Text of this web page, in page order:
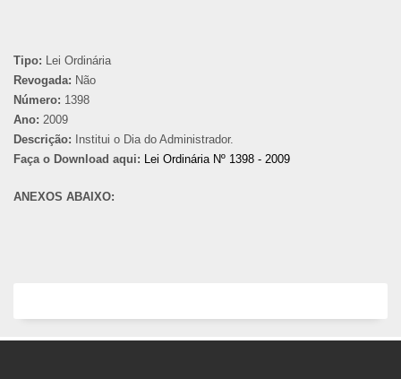
Tipo: Lei Ordinária
Revogada: Não
Número: 1398
Ano: 2009
Descrição: Institui o Dia do Administrador.
Faça o Download aqui: Lei Ordinária Nº 1398 - 2009
ANEXOS ABAIXO: